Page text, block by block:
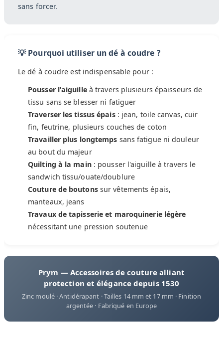
sans forcer.
💡 Pourquoi utiliser un dé à coudre ?
Le dé à coudre est indispensable pour :
Pousser l'aiguilleà travers plusieurs épaisseurs de
tissu sans se blesser ni fatiguer
Traverser les tissus épais: jean, toile canvas, cuir
fin, feutrine, plusieurs couches de coton
Travailler plus longtemps sans fatigue ni douleur
au bout du majeur
Quilting à la main: pousser l'aiguille à travers le
sandwich tissu/ouate/doublure
Couture de boutonssur vêtements épais,
manteaux, jeans
Travaux de tapisserie et maroquinerie légère
nécessitant une pression soutenue
Prym — Accessoires de couture alliant
protection et élégance depuis 1530
Zinc moulé · Antidérapant · Tailles 14 mm et 17 mm · Finition
argentée · Fabriqué en Europe